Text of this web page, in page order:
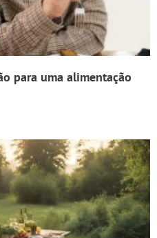
para uma alimentação